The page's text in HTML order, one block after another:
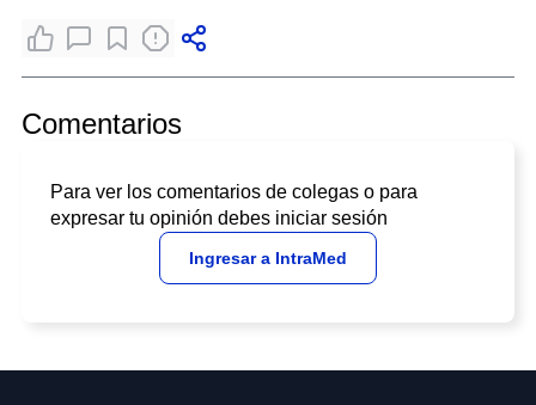
Comentarios
Para ver los comentarios de colegas o para
expresar tu opinión debes iniciar sesión
Ingresar a IntraMed